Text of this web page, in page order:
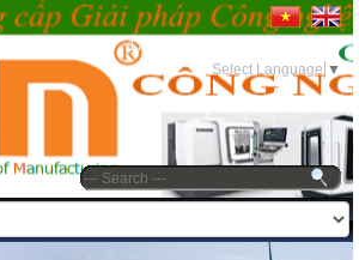
17:00 EDT Thứ năm, 06/08/2026
Select Language ▼